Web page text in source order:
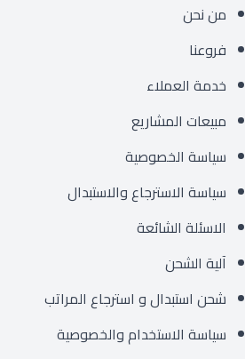
من نحن
فروعنا
خدمة العملاء
مبيعات المشاريع
سياسة الخصوصية
سياسة الاسترجاع والاستبدال
الاسئلة الشائعة
آلية الشحن
شحن استبدال و استرجاع المراتب
سياسة الاستخدام والخصوصية